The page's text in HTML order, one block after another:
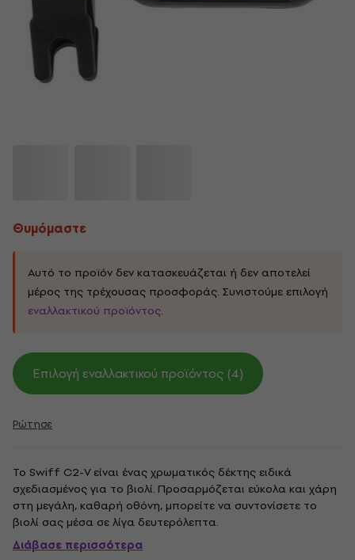
Θυμόμαστε
Αυτό το προϊόν δεν κατασκευάζεται ή δεν αποτελεί
μέρος της τρέχουσας προσφοράς. Συνιστούμε επιλογή
εναλλακτικού προϊόντος.
Επιλογή εναλλακτικού προϊόντος (4)
Ρώτησε
Το Swiff C2-V είναι ένας χρωματικός δέκτης ειδικά
σχεδιασμένος για το βιολί. Προσαρμόζεται εύκολα και χάρη
στη μεγάλη, καθαρή οθόνη, μπορείτε να συντονίσετε το
βιολί σας μέσα σε λίγα δευτερόλεπτα.
Διάβασε περισσότερα